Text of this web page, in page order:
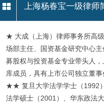
上海杨春宝一级律师
★ 大成（上海）律师事务所高
场部主任、国资基金研究中心
募股权与投资基金专业带头人
库成员，具有上市公司独立董事
★★ 复旦大学法学学士（1992
法学硕士（2001）、华东政法